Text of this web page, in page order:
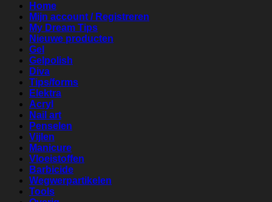
Home
Mijn account / Registreren
My Dream Tips
Nieuwe producten
Gel
Gelpolish
Diva
Tips/forms
Elektra
Acryl
Nail art
Penselen
Vijlen
Manicure
Vloeistoffen
Barbicide
Wegwerpartikelen
Tools